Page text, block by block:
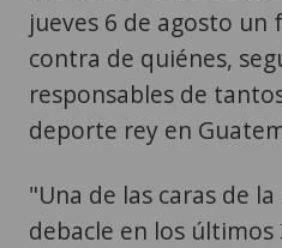
jueves 6 de agosto un
contra de quiénes,
responsables de
deporte rey en
"Una de las caras de
debacle en los